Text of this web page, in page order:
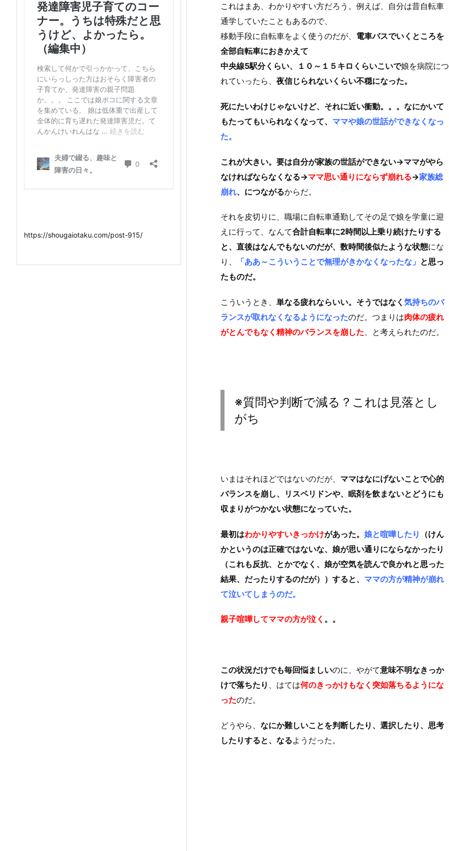
これはまあ、わかりやすい方だろう。例えば、自分は昔自転車
通学していたこともあるので、
移動手段に自転車をよく使うのだが、 電車バスでいくところを
全部自転車におきかえて
中央線5駅分くらい、１０～１５キロくらいこいで娘を病院につ
れていったら、 夜信じられないくらい不穏になった。
死にたいわけじゃないけど、それに近い衝動。。。なにかいて
もたってもいられなくなって、 ママや娘の世話ができなくなっ
た。
これが大きい。要は自分が家族の世話ができない→ママがやら
なければならなくなる→ママ思い通りにならず崩れる→家族総
崩れ、につながるからだ。
それを皮切りに、職場に自転車通勤してその足で娘を学童に迎
えに行って、なんて合計自転車に2時間以上乗り続けたりする
と、直後はなんでもないのだが、数時間後似たような状態にな
り、
「ああ～こういうことで無理がきかなくなったな」 と思っ
たものだ。
こういうとき、 単なる疲れならいい。そうではなく 気持ちのバ
ランスが取れなくなるようになったのだ。つまりは肉体の疲れ
がとんでもなく精神のバランスを崩した、と考えられたのだ。
※質問や判断で減る？これは見落とし
がち
いまはそれほどではないのだが、 ママはなにげないことで心的
バランスを崩し、リスペリドンや、眠剤を飲まないとどうにも
収まりがつかない状態になっていた。
最初はわかりやすいきっかけがあった。 娘と喧嘩したり
（けん
かというのは正確ではないな、娘が思い通りにならなかったり
（これも反抗、とかでなく、娘が空気を読んで良かれと思った
結果、だったりするのだが））すると、 ママの方が精神が崩れ
て泣いてしまうのだ。
親子喧嘩してママの方が泣く 。。
この状況だけでも毎回悩ましいのに、やがて意味不明なきっか
けで落ちたり
、はては何のきっかけもなく突如落ちるようにな
ったのだ。
どうやら、 なにか難しいことを判断したり、選択したり、思考
したりすると、なるようだった。
https://shougaiotaku.com/post-915/